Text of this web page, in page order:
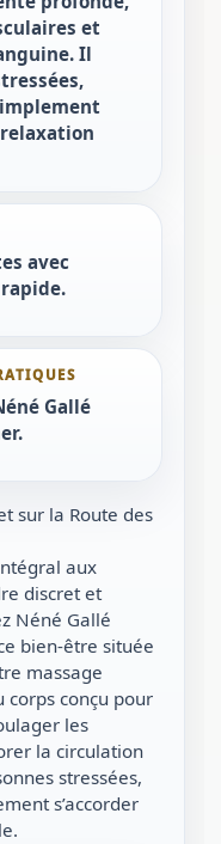
et
Il
avec
Gallé
sur la Route des
aux
discret et
Néné Gallé
bien-être située
massage
corps conçu pour
les
la circulation
stressées,
s’accorder